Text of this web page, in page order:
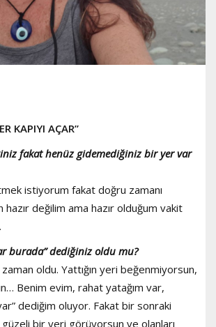
KAPIYI AÇAR”
fakat henüz gidemediğiniz bir yer var
istiyorum fakat doğru zamanı
hazır değilim ama hazır olduğum vakit
burada” dediğiniz oldu mu?
oldu. Yattığın yeri beğenmiyorsun,
Benim evim, rahat yatağım var,
dediğim oluyor. Fakat bir sonraki
güzeli bir yeri görüyorsun ve olanları